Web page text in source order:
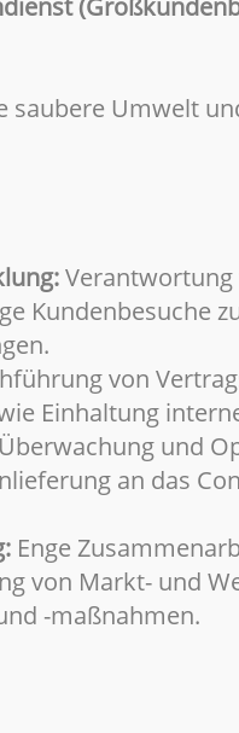
saubere Umwelt
Verantwortung
Kundenbesuche
von
Einhaltung
und
an das
Enge
von Markt- und
-maßnahmen.